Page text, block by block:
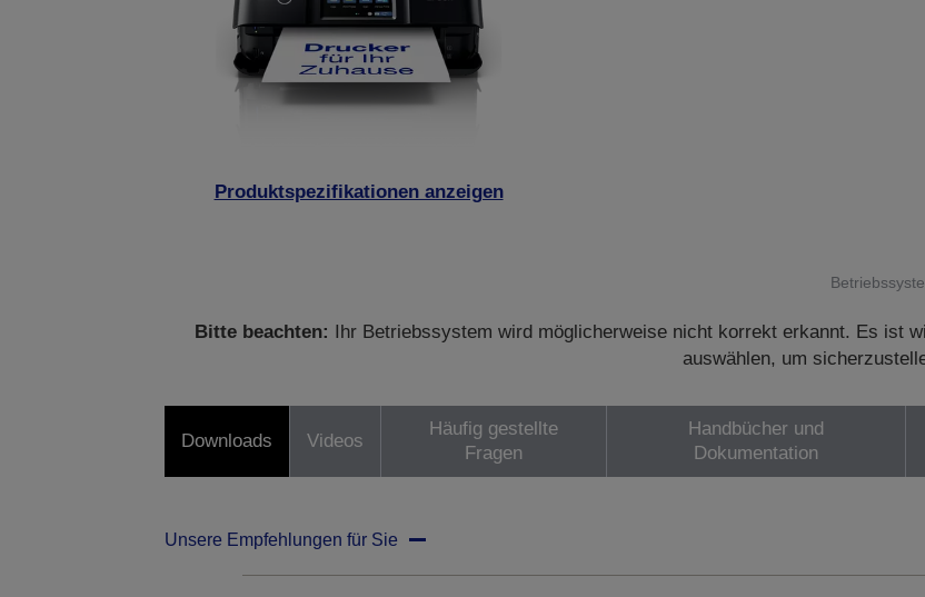
Produktspezifikationen anzeigen
Bitte beachten:
Ihr Betriebssystem wird möglicherweise nicht korrekt erkannt. Es ist
auswählen, um
Downloads Videos
Häufig gestellte
Fragen
Handbücher und
Dokumentation
Unsere Empfehlungen für Sie